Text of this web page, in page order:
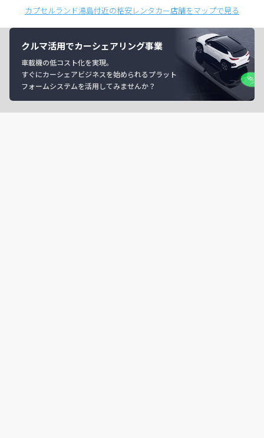
カプセルランド湯島付近の格安レンタカー店舗をマップで見る
クルマ活用でカーシェアリング事業
車載機の低コスト化を実現。
すぐにカーシェアビジネスを始められるプラット
フォームシステムを活用してみませんか？